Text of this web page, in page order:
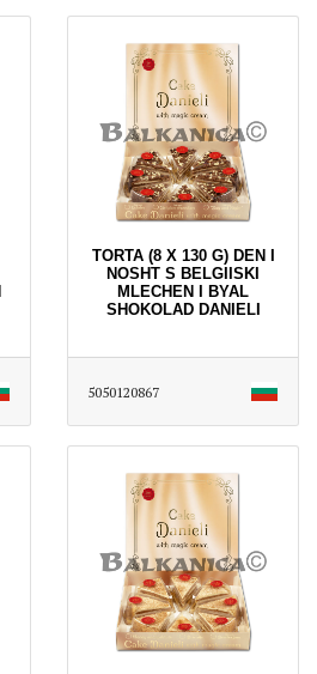
TORTA (8 X 130 G) DEN I
NOSHT S BELGIISKI
MLECHEN I BYAL
SHOKOLAD DANIELI
5050120867